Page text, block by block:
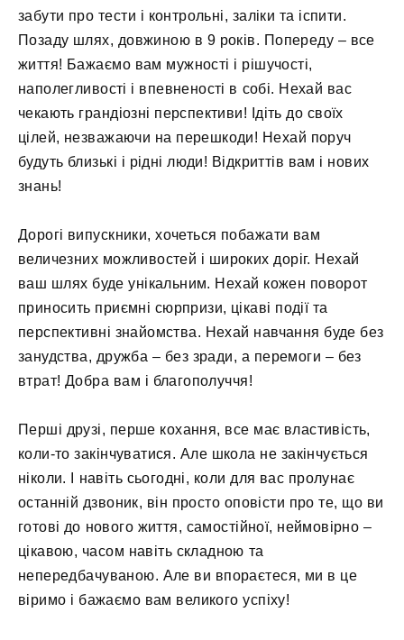
забути про тести і контрольні, заліки та іспити.
Позаду шлях, довжиною в 9 років. Попереду – все
життя! Бажаємо вам мужності і рішучості,
наполегливості і впевненості в собі. Нехай вас
чекають грандіозні перспективи! Ідіть до своїх
цілей, незважаючи на перешкоди! Нехай поруч
будуть близькі і рідні люди! Відкриттів вам і нових
знань!
Дорогі випускники, хочеться побажати вам
величезних можливостей і широких доріг. Нехай
ваш шлях буде унікальним. Нехай кожен поворот
приносить приємні сюрпризи, цікаві події та
перспективні знайомства. Нехай навчання буде без
занудства, дружба – без зради, а перемоги – без
втрат! Добра вам і благополуччя!
Перші друзі, перше кохання, все має властивість,
коли-то закінчуватися. Але школа не закінчується
ніколи. І навіть сьогодні, коли для вас пролунає
останній дзвоник, він просто оповісти про те, що ви
готові до нового життя, самостійної, неймовірно –
цікавою, часом навіть складною та
непередбачуваною. Але ви впораєтеся, ми в це
віримо і бажаємо вам великого успіху!